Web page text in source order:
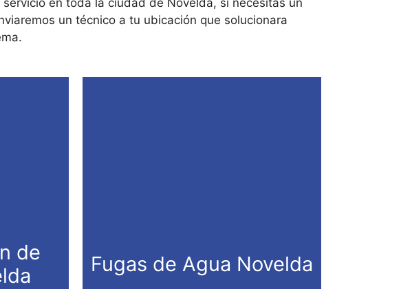
un técnico a tu ubicación que solucionara
de
Fugas de Agua Novelda